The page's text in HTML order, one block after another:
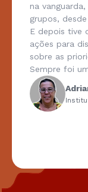
na
grupos,
E depois tive
ações para
sobre as
Sempre foi